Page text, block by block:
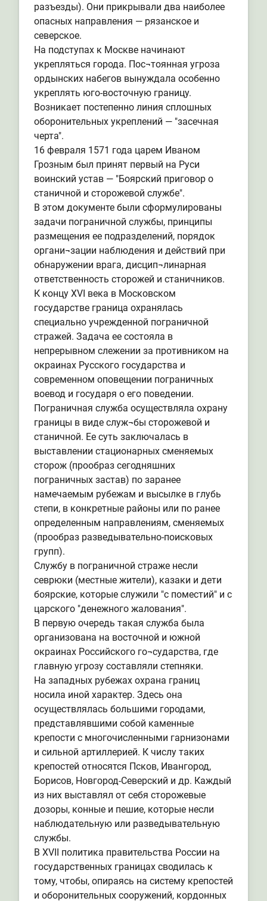
разъезды). Они прикрывали два наиболее
опасных направления — рязанское и
северское.
На подступах к Москве начинают
укрепляться города. Пос¬тоянная угроза
ордынских набегов вынуждала особенно
укреплять юго-восточную границу.
Возникает постепенно линия сплошных
оборонительных укреплений — "засечная
черта".
16 февраля 1571 года царем Иваном
Грозным был принят первый на Руси
воинский устав — "Боярский приговор о
станичной и сторожевой службе".
В этом документе были сформулированы
задачи пограничной службы, принципы
размещения ее подразделений, порядок
органи¬зации наблюдения и действий при
обнаружении врага, дисцип¬линарная
ответственность сторожей и станичников.
К концу XVI века в Московском
государстве граница охранялась
специально учрежденной пограничной
стражей. Задача ее состояла в
непрерывном слежении за противником на
окраинах Русского государства и
современном оповещении пограничных
воевод и государя о его поведении.
Пограничная служба осуществляла охрану
границы в виде служ¬бы сторожевой и
станичной. Ее суть заключалась в
выставлении стационарных сменяемых
сторож (прообраз сегодняшних
пограничных застав) по заранее
намечаемым рубежам и высылке в глубь
степи, в конкретные районы или по ранее
определенным направлениям, сменяемых
(прообраз разведывательно-поисковых
групп).
Службу в пограничной страже несли
севрюки (местные жители), казаки и дети
боярские, которые служили "с поместий" и с
царского "денежного жалования".
В первую очередь такая служба была
организована на восточной и южной
окраинах Российского го¬сударства, где
главную угрозу составляли степняки.
На западных рубежах охрана границ
носила иной характер. Здесь она
осуществлялась большими городами,
представлявшими собой каменные
крепости с многочисленными гарнизонами
и сильной артиллерией. К числу таких
крепостей относятся Псков, Ивангород,
Борисов, Новгород-Северский и др. Каждый
из них выставлял от себя сторожевые
дозоры, конные и пешие, которые несли
наблюдательную или разведывательную
службы.
В XVII политика правительства России на
государственных границах сводилась к
тому, чтобы, опираясь на систему крепостей
и оборонительных сооружений, кордонных